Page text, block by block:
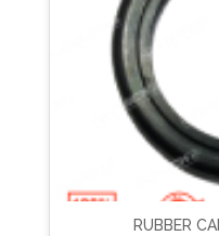
RUBBER